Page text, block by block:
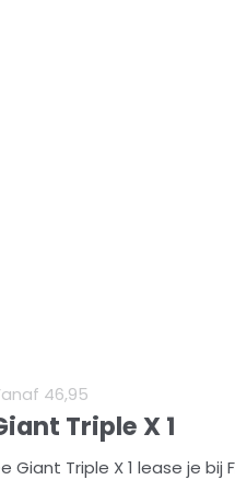
46,95
Triple X 1
Giant Triple X 1 lease je bij